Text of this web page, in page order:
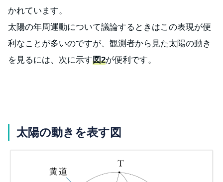
かれています。
太陽の年周運動について議論するときはこの表現が便
利なことが多いのですが、観測者から見た太陽の動き
を見るには、次に示す図2が便利です。
太陽の動きを表す図